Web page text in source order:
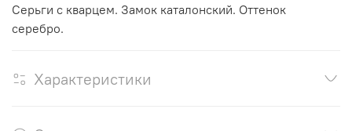
Серьги с кварцем. Замок каталонский. Оттенок
серебро.
Характеристики